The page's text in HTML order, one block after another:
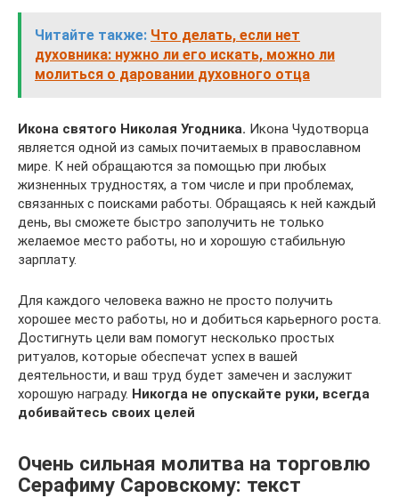
Читайте также: Что делать, если нет
духовника: нужно ли его искать, можно ли
молиться о даровании духовного отца
Икона святого Николая Угодника. Икона Чудотворца
является одной из самых почитаемых в православном
мире. К ней обращаются за помощью при любых
жизненных трудностях, а том числе и при проблемах,
связанных с поисками работы. Обращаясь к ней каждый
день, вы сможете быстро заполучить не только
желаемое место работы, но и хорошую стабильную
зарплату.
Для каждого человека важно не просто получить
хорошее место работы, но и добиться карьерного роста.
Достигнуть цели вам помогут несколько простых
ритуалов, которые обеспечат успех в вашей
деятельности, и ваш труд будет замечен и заслужит
хорошую награду. Никогда не опускайте руки, всегда
добивайтесь своих целей
Очень сильная молитва на торговлю
Серафиму Саровскому: текст